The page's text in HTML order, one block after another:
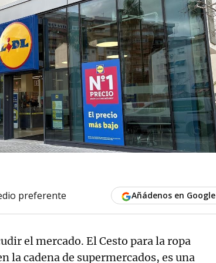
preferente Añádenos en Google
el mercado. El Cesto para la ropa
la cadena de supermercados, es una